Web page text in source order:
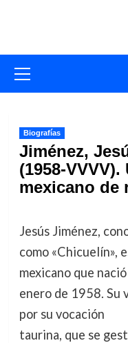
primario
Biografías
Jiménez,
(1958-
mexicano de
Jesús Jiménez,
como «Chicuelín»,
mexicano que
enero de 1958. Su
por su vocación
taurina, que se